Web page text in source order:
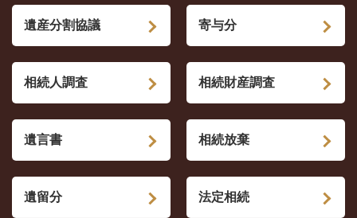
遺産分割協議 寄与分
相続人調査 相続財産調査
遺言書 相続放棄
遺留分 法定相続